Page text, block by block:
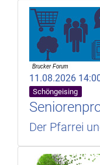
11.08.2026
Schöngeising
Der Pfarrei